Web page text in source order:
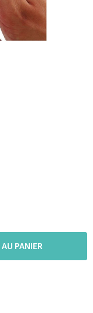
PANIER